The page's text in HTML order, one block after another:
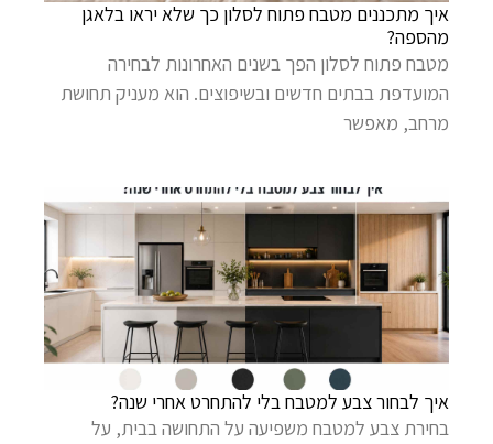
איך מתכננים מטבח פתוח לסלון כך שלא יראו בלאגן
מהספה?
מטבח פתוח לסלון הפך בשנים האחרונות לבחירה
המועדפת בבתים חדשים ובשיפוצים. הוא מעניק תחושת
מרחב, מאפשר
איך לבחור צבע למטבח בלי להתחרט אחרי שנה?
בחירת צבע למטבח משפיעה על התחושה בבית, על